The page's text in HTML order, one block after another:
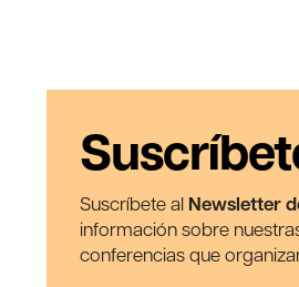
Suscríbete al Newsletter
información sobre
conferencias que